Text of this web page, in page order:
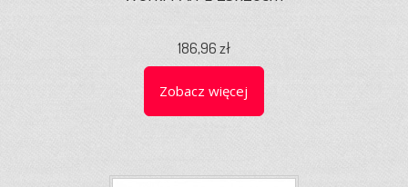
186,96 zł
Zobacz więcej